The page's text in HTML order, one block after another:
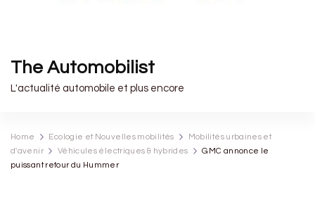
The Automobilist
L'actualité automobile et plus encore
Home Ecologie et Nouvelles mobilités
Mobilités urbaines et
d'avenir
Véhicules électriques & hybrides
GMC annonce le
puissant retour du Hummer